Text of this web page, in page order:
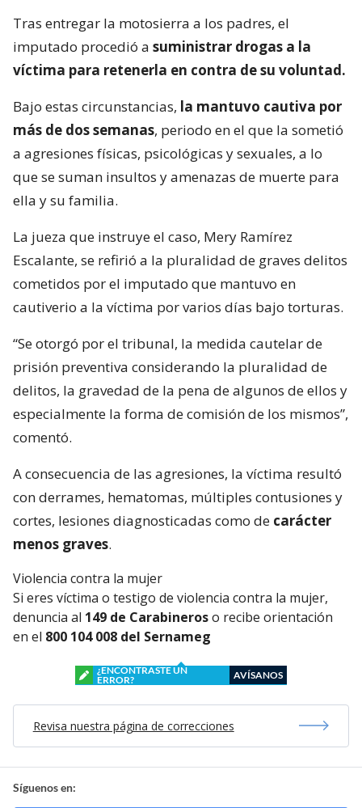
Tras entregar la motosierra a los padres, el
imputado procedió a suministrar drogas a la
víctima para retenerla en contra de su voluntad.
Bajo estas circunstancias, la mantuvo cautiva por
más de dos semanas, periodo en el que la sometió
a agresiones físicas, psicológicas y sexuales, a lo
que se suman insultos y amenazas de muerte para
ella y su familia.
La jueza que instruye el caso, Mery Ramírez
Escalante, se refirió a la pluralidad de graves delitos
cometidos por el imputado que mantuvo en
cautiverio a la víctima por varios días bajo torturas.
“Se otorgó por el tribunal, la medida cautelar de
prisión preventiva considerando la pluralidad de
delitos, la gravedad de la pena de algunos de ellos y
especialmente la forma de comisión de los mismos”,
comentó.
A consecuencia de las agresiones, la víctima resultó
con derrames, hematomas, múltiples contusiones y
cortes, lesiones diagnosticadas como de carácter
menos graves.
Violencia contra la mujer
Si eres víctima o testigo de violencia contra la mujer,
denuncia al 149 de Carabineroso recibe orientación
en el 800 104 008 del Sernameg
¿ENCONTRASTE UN
ERROR?
AVÍSANOS
Revisa nuestra página de correcciones
Síguenos en: